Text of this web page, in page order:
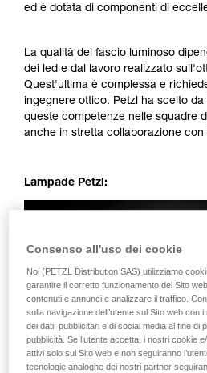
ed è dotata di componenti di
La qualità del fascio luminoso
dei led e dal lavoro realizzato
Quest'ultima è complessa e
ingegnere ottico. Petzl ha scelto
queste competenze nelle squadre
anche in stretta collaborazione con
Lampade Petzl:
Consenso all'uso dei cookie
Noi (PETZL Distribution SAS) utilizziamo
garantire il corretto funzionamento del Sito
contenuti e annunci e analizzare il traffico.
sulla navigazione dell’utente sul Sito web con
dei dati, pubblicitari e di social media al fine di
pubblicità. Se l’utente accetta, i nostri cookie
attivi solo sul Sito web e non seguiranno
tecnologie analoghe dei nostri partner